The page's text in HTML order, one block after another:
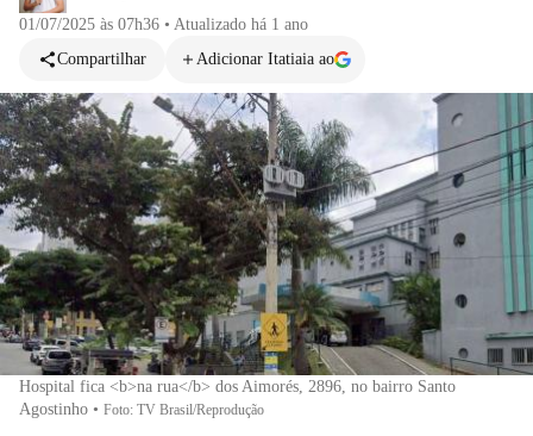
01/07/2025 às 07h36 • Atualizado há 1 ano
Compartilhar
Adicionar Itatiaia ao
Hospital fica <b>na rua</b> dos Aimorés, 2896, no bairro Santo
Agostinho • Foto: TV Brasil/Reprodução